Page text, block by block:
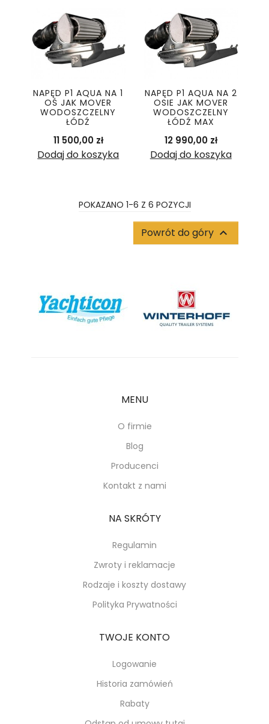
NAPĘD P1 AQUA NA 1
OŚ JAK MOVER
WODOSZCZELNY
ŁÓDŹ
11 500,00 złCena
Dodaj do koszyka
NAPĘD P1 AQUA NA 2
OSIE JAK MOVER
WODOSZCZELNY
ŁÓDŹ MAX
12 990,00 złCena
Dodaj do koszyka
POKAZANO 1-6 Z 6 POZYCJI
Powrót do góry 
MENU
O firmie
Blog
Producenci
Kontakt z nami
NA SKRÓTY
Regulamin
Zwroty i reklamacje
Rodzaje i koszty dostawy
Polityka Prywatności
TWOJE KONTO
Logowanie
Historia zamówień
Rabaty